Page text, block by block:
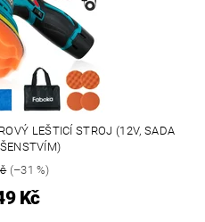
LEŠTICÍ STROJ (12V, SADA
(–31 %)
Kč